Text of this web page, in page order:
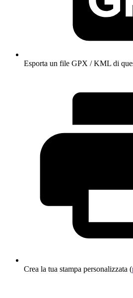
Esporta un file GPX / KML di
Crea la tua stampa personalizzata (